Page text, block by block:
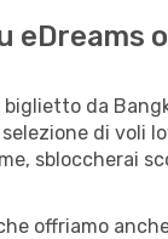
eDreams
da
di
sbloccherai
offriamo